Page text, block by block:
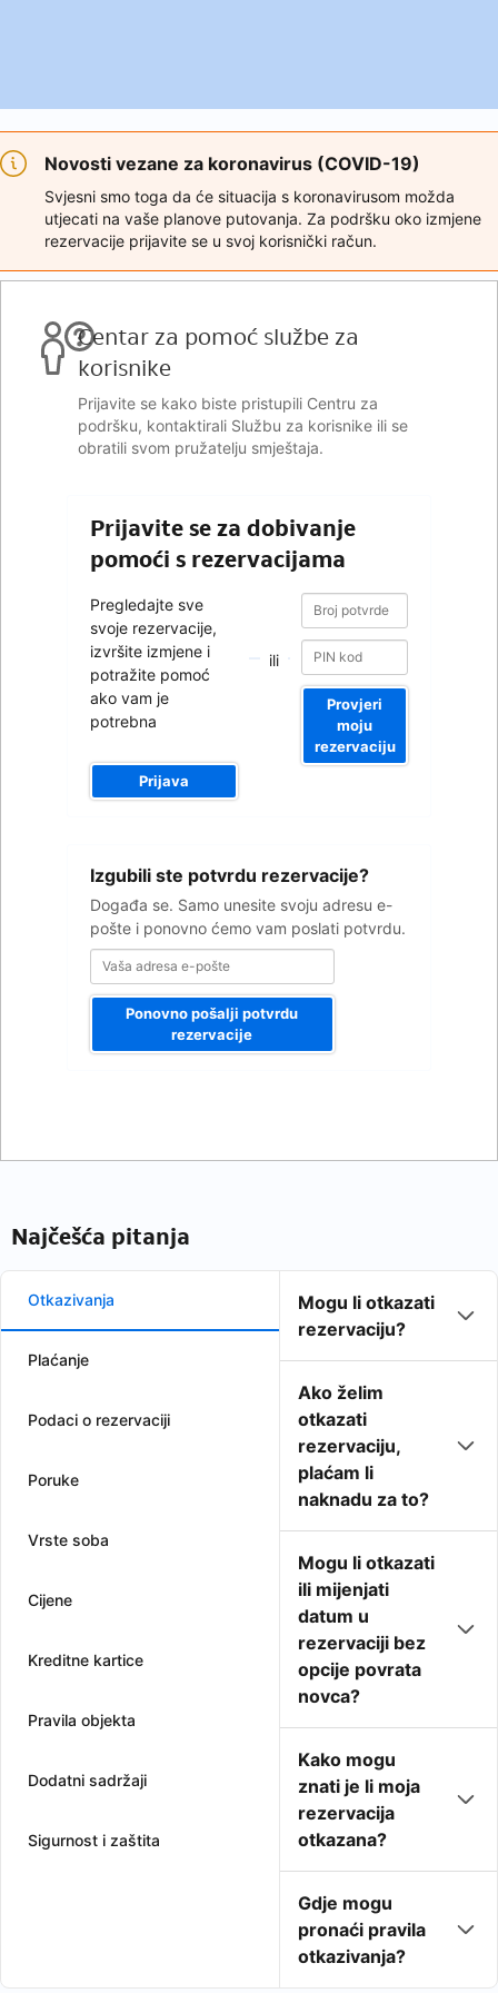
Novosti vezane za koronavirus (COVID-19)
Svjesni smo toga da će situacija s koronavirusom možda
utjecati na vaše planove putovanja. Za podršku oko izmjene
rezervacije prijavite se u svoj korisnički račun.
Centar za pomoć službe za
korisnike
Prijavite se kako biste pristupili Centru za
podršku, kontaktirali Službu za korisnike ili se
obratili svom pružatelju smještaja.
Prijavite se za dobivanje
pomoći s rezervacijama
Pregledajte sve
svoje rezervacije,
izvršite izmjene i
potražite pomoć
ako vam je
potrebna
Prijava
ili
Broj
potvrde
Broj
potvrde
Provjeri
moju
rezervaciju
Izgubili ste potvrdu rezervacije?
Događa se. Samo unesite svoju adresu e-
pošte i ponovno ćemo vam poslati potvrdu.
adresa
pošte
Ponovno pošalji potvrdu
rezervacije
Najčešća pitanja
Otkazivanja
Plaćanje
Podaci o rezervaciji
Poruke
Vrste soba
Cijene
Kreditne kartice
Pravila objekta
Dodatni sadržaji
Sigurnost i zaštita
Mogu li otkazati
rezervaciju?
Ako želim
otkazati
rezervaciju,
plaćam li
naknadu za to?
Mogu li otkazati
ili mijenjati
datum u
rezervaciji bez
opcije povrata
novca?
Kako mogu
znati je li moja
rezervacija
otkazana?
Gdje mogu
pronaći pravila
otkazivanja?